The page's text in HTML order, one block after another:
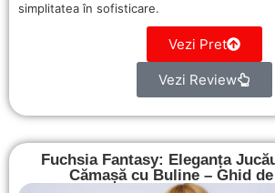
simplitatea în sofisticare.
Vezi Pret
Vezi Review
Fuchsia Fantasy: Eleganța
Cămașă cu Buline – Ghid